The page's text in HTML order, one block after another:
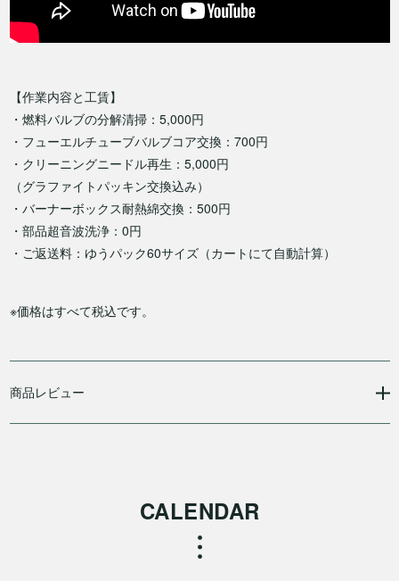
【作業内容と工賃】
・燃料バルブの分解清掃：5,000円
・フューエルチューブバルブコア交換：700円
・クリーニングニードル再生：5,000円
（グラファイトパッキン交換込み）
・バーナーボックス耐熱綿交換：500円
・部品超音波洗浄：0円
・ご返送料：ゆうパック60サイズ（カートにて自動計算）
※価格はすべて税込です。
商品レビュー
CALENDAR